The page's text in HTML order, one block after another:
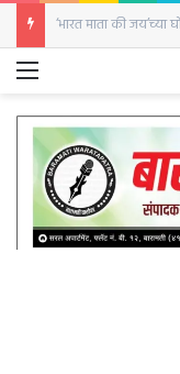
‘भारत माता की जय’च्या
Menu